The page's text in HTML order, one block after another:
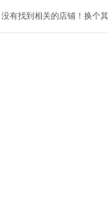
没有找到相关的店铺！换个